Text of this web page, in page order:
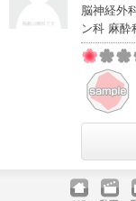
脳神経外
ン科 麻酔